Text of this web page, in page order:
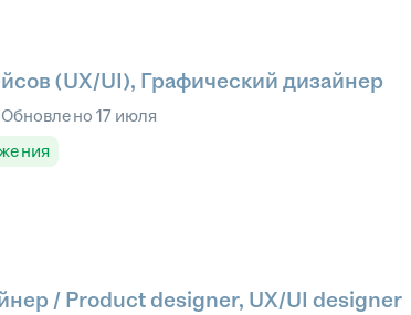
(UX/UI), Графический дизайнер
Обновлено 17 июля
/ Product designer, UX/UI designer